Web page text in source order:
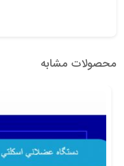
محصولات مشابه